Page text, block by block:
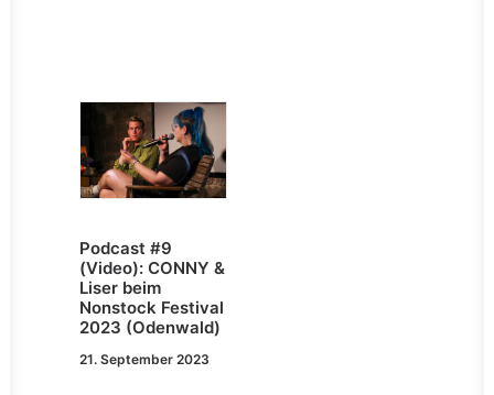
Podcast #9
(Video): CONNY &
Liser beim
Nonstock Festival
2023 (Odenwald)
21. September 2023